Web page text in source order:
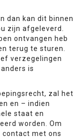
dan kan dit binnen
zijn afgeleverd.
ontvangen heb
terug te sturen.
verzegelingen
is
zal het
en – indien
staat en
worden. Om
contact met ons